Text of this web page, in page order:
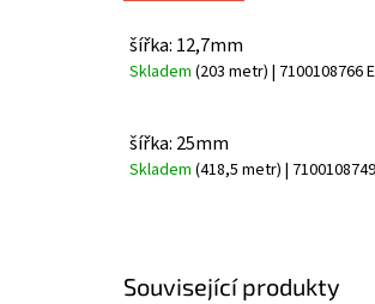
Související produkty
šířka: 12,7mm
Skladem (203 metr) | 7100108766
šířka: 25mm
Skladem (418,5 metr) | 7100108749